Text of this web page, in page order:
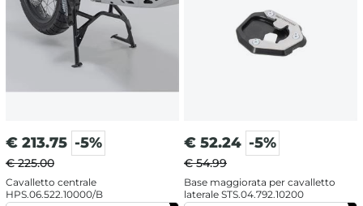
€ 213.75 -5%
€ 225.00
Cavalletto centrale
HPS.06.522.10000/B
€ 52.24 -5%
€ 54.99
Base maggiorata per cavalletto
laterale STS.04.792.10200